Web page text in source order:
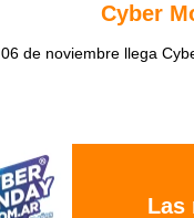
Cyber
de noviembre llega
Las